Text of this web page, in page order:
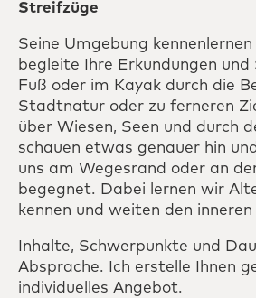
Streifzüge
Seine Umgebung
begleite Ihre Erkundungen
Fuß oder im Kayak durch die
Stadtnatur oder zu ferneren
über Wiesen, Seen und durch
schauen etwas genauer hin
uns am Wegesrand oder an
begegnet. Dabei lernen wir
kennen und weiten den inneren
Inhalte, Schwerpunkte und
Absprache. Ich erstelle Ihnen
individuelles Angebot.